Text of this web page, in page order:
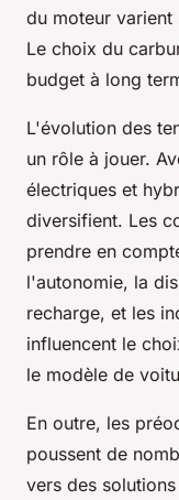
du moteur
Le choix du
budget à long
L'évolution des
un rôle à jouer.
électriques et
diversifient. Les
prendre en
l'autonomie, la
recharge, et les
influencent le
le modèle de
En outre, les
poussent de
vers des